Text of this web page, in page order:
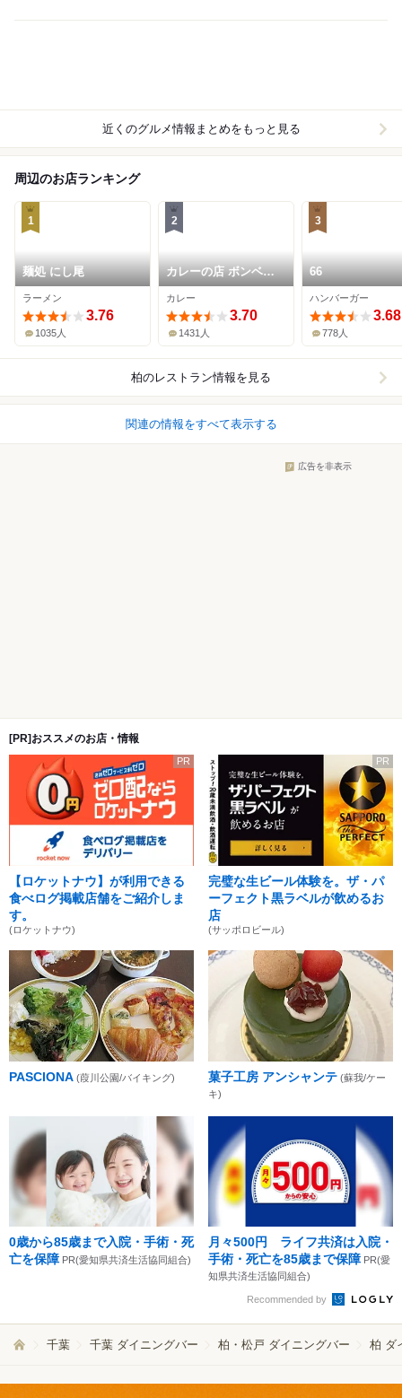
近くのグルメ情報まとめをもっと見る
周辺のお店ランキング
1
麺処 にし尾
ラーメン
3.76
1035人
2
カレーの店 ボンベイ
本店
カレー
3.70
1431人
3
66
ハンバーガー
3.68
778人
柏のレストラン情報を見る
関連の情報をすべて表示する
広告を非表示
[PR]おススメのお店・情報
PR
【ロケットナウ】が利用できる
食べログ掲載店舗をご紹介しま
す。
(ロケットナウ)
PR
完璧な生ビール体験を。ザ・パ
ーフェクト黒ラベルが飲めるお
店
(サッポロビール)
PASCIONA (葭川公園/バイキング) 菓子工房 アンシャンテ (蘇我/ケー
キ)
0歳から85歳まで入院・手術・死
亡を保障 PR(愛知県共済生活協同組合)
月々500円 ライフ共済は入院・
手術・死亡を85歳まで保障 PR(愛
知県共済生活協同組合)
Recommended by
千葉 千葉 ダイニングバー 柏・松戸 ダイニングバー 柏 ダ